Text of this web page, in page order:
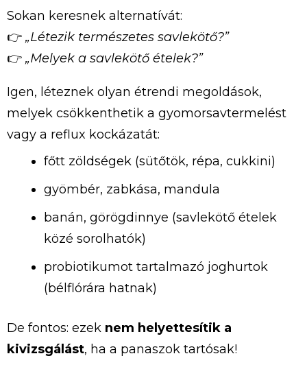
Sokan keresnek alternatívát:
👉 „Létezik természetes savlekötő?”
👉 „Melyek a savlekötő ételek?”
Igen, léteznek olyan étrendi megoldások,
melyek csökkenthetik a gyomorsavtermelést
vagy a reflux kockázatát:
főtt zöldségek (sütőtök, répa, cukkini)
gyömbér, zabkása, mandula
banán, görögdinnye (savlekötő ételek
közé sorolhatók)
probiotikumot tartalmazó joghurtok
(bélflórára hatnak)
De fontos: ezek nem helyettesítik a
kivizsgálást, ha a panaszok tartósak!